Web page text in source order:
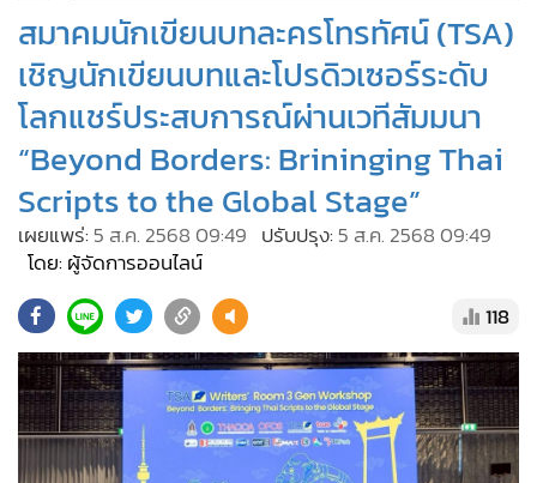
ผู้จัดการรายวัน
• คอลัมนิสต์
• ละคร
• CbizReview
• Cyber BIZ
• ผู้จัดกวน
• Good health & Well-being
Green Innovation & SD
• Management & HR
• MGR Live
• Infographic
• การเมือง
ท่องเที่ยว
สมาคมนักเขียนบทละครโทรทัศน์ (TSA)
เชิญนักเขียนบทและโปรดิวเซอร์ระดับ
โลกแชร์ประสบการณ์ผ่านเวทีสัมมนา
“Beyond Borders: Brininging Thai
Scripts to the Global Stage”
เผยแพร่:5 ส.ค. 2568 09:49 ปรับปรุง:5 ส.ค. 2568 09:49
โดย: ผู้จัดการออนไลน์
118